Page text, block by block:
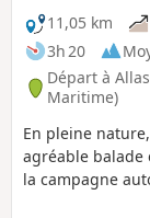
11,05 km
3h 20
Départ à
Maritime)
En pleine
agréable balade
la campagne